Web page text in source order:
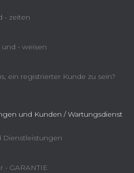
- zeiten
- weisen
ein registrierter Kunde zu sein?
und Kunden / Wartungsdienst
Dienstleistungen
- GARANTIE